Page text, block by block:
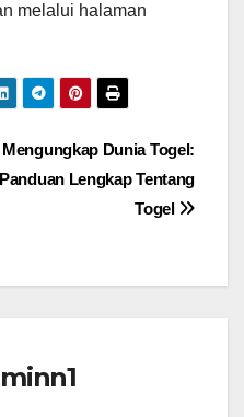
melalui halaman
Mengungkap Dunia Togel:
Panduan Lengkap Tentang
Togel